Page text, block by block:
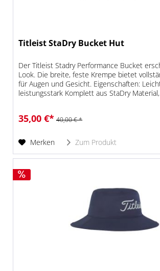
Titleist StaDry Bucket Hut
Der Titleist Stadry Performance Bucket
Look. Die breite, feste Krempe bietet
für Augen und Gesicht. Eigenschaften:
leistungsstark Komplett aus StaDry
35,00 €* 40,00 € *
Merken Zum Produkt